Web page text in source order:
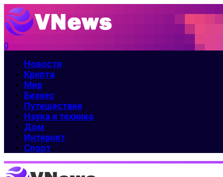
0
Новости
Крипта
Мир
Бизнес
Путешествие
Наука и техника
Дом
Интернет
Спорт